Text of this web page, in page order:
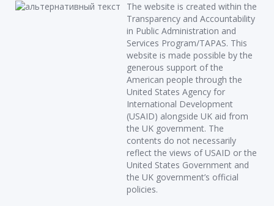
The website is created within the
Transparency and Accountability
in Public Administration and
Services Program/TAPAS. This
website is made possible by the
generous support of the
American people through the
United States Agency for
International Development
(USAID) alongside UK aid from
the UK government. The
contents do not necessarily
reflect the views of USAID or the
United States Government and
the UK government’s official
policies.